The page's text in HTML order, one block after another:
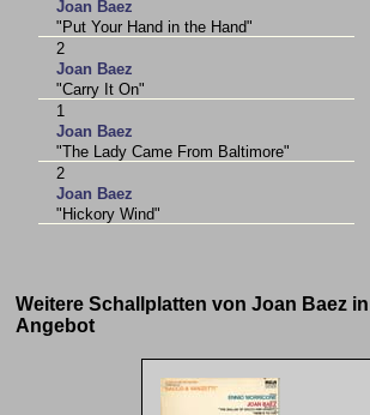
Joan Baez
"Put Your Hand in the Hand"
2
Joan Baez
"Carry It On"
1
Joan Baez
"The Lady Came From Baltimore"
2
Joan Baez
"Hickory Wind"
Weitere Schallplatten von Joan Baez
Angebot